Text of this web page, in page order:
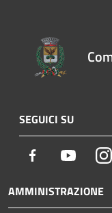
SEGUICI SU
Facebook Youtube
AMMINISTRAZIONE